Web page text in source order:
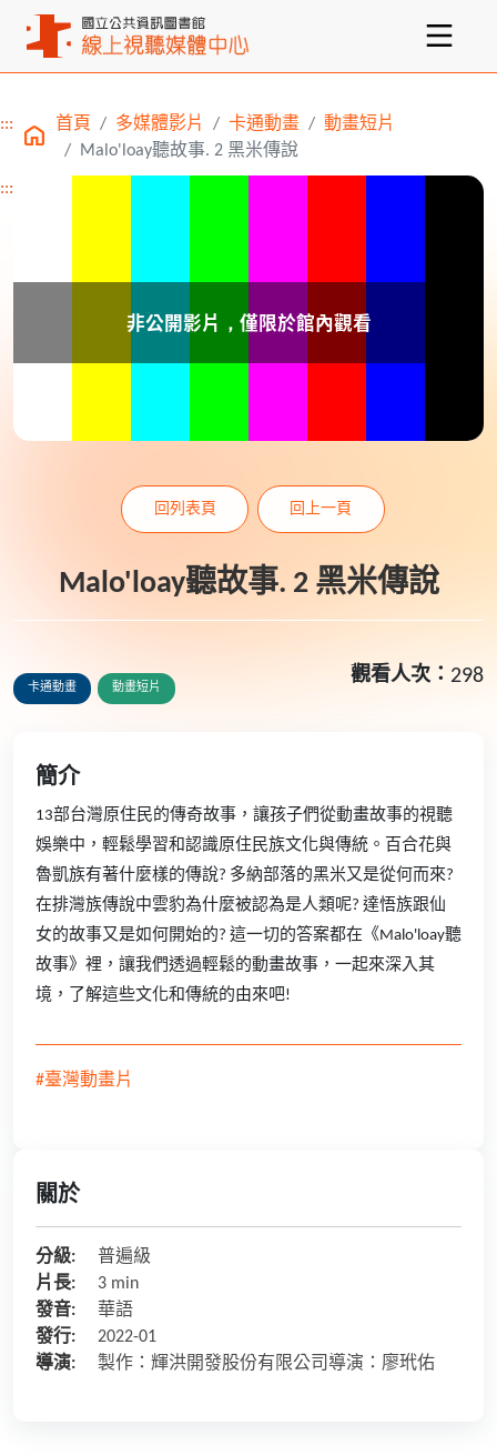
主要內容區塊
::: 首頁 多媒體影片 卡通動畫
動畫短片
Malo'loay聽故事. 2 黑米傳說
:::
Malo'loay聽故事. 2 黑米傳說
回列表頁 回上一頁
卡通動畫 動畫短片
觀看人次： 298
簡介
13部台灣原住民的傳奇故事，讓孩子們從動畫故事的視聽
娛樂中，輕鬆學習和認識原住民族文化與傳統。百合花與
魯凱族有著什麼樣的傳說? 多納部落的黑米又是從何而來?
在排灣族傳說中雲豹為什麼被認為是人類呢? 達悟族跟仙
女的故事又是如何開始的? 這一切的答案都在《Malo'loay聽
故事》裡，讓我們透過輕鬆的動畫故事，一起來深入其
境，了解這些文化和傳統的由來吧!
#臺灣動畫片
關於
分級:
普遍級
片長:
3 min
發音:
華語
發行:
2022-01
導演:
製作：輝洪開發股份有限公司導演：廖玳佑